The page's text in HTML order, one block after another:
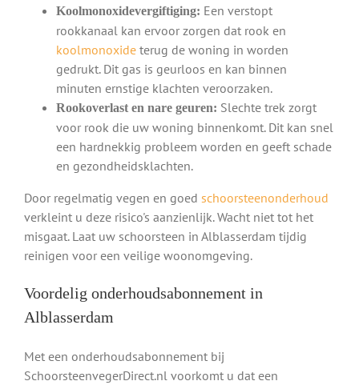
Koolmonoxidevergiftiging: Een verstopt
rookkanaal kan ervoor zorgen dat rook en
koolmonoxideterug de woning in worden
gedrukt. Dit gas is geurloos en kan binnen
minuten ernstige klachten veroorzaken.
Rookoverlast en nare geuren: Slechte trek zorgt
voor rook die uw woning binnenkomt. Dit kan snel
een hardnekkig probleem worden en geeft schade
en gezondheidsklachten.
Door regelmatig vegen en goed schoorsteenonderhoud
verkleint u deze risico's aanzienlijk. Wacht niet tot het
misgaat. Laat uw schoorsteen in Alblasserdam tijdig
reinigen voor een veilige woonomgeving.
Voordelig onderhoudsabonnement in
Alblasserdam
Met een onderhoudsabonnement bij
SchoorsteenvegerDirect.nl voorkomt u dat een